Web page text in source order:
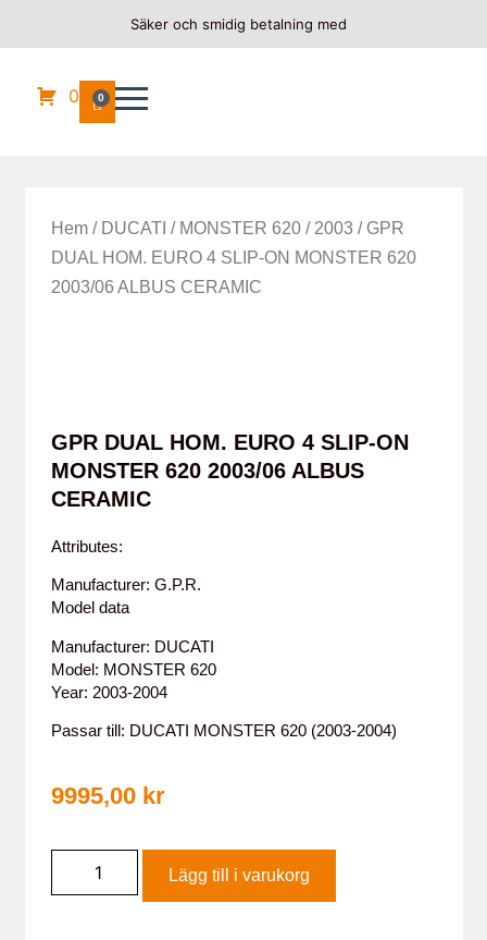
Säker och smidig betalning med
0 0
Hem/ DUCATI / MONSTER 620/ 2003 / GPR
DUAL HOM. EURO 4 SLIP-ON MONSTER 620
2003/06 ALBUS CERAMIC
GPR DUAL HOM. EURO 4 SLIP-ON
MONSTER 620 2003/06 ALBUS
CERAMIC
Attributes:
Manufacturer: G.P.R.
Model data
Manufacturer: DUCATI
Model: MONSTER 620
Year: 2003-2004
Passar till: DUCATI MONSTER 620 (2003-2004)
9995,00 kr
Lägg till i varukorg